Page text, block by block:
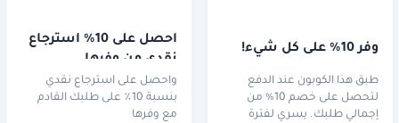
وفر 10% على كل شيء!
طبق هذا الكوبون عند الدفع
لتحصل على خصم 10% من
إجمالي طلبك. يسري لفترة
احصل على 10٪ استرجاع
نقدي من وفرها
واحصل على استرجاع نقدي
بنسبة 10٪ على طلبك القادم
مع وفرها